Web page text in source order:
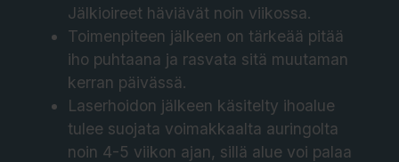
Jälkioireet häviävät noin viikossa.
Toimenpiteen jälkeen on tärkeää pitää
iho puhtaana ja rasvata sitä muutaman
kerran päivässä.
Laserhoidon jälkeen käsitelty ihoalue
tulee suojata voimakkaalta auringolta
noin 4-5 viikon ajan, sillä alue voi palaa